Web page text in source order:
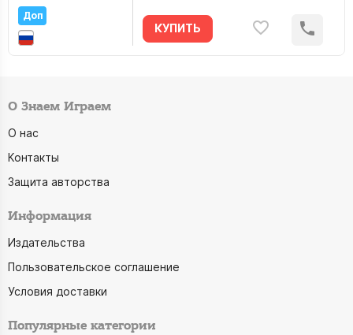
Доп
КУПИТЬ
О Знаем Играем
О нас
Контакты
Защита авторства
Информация
Издательства
Пользовательское соглашение
Условия доставки
Популярные категории